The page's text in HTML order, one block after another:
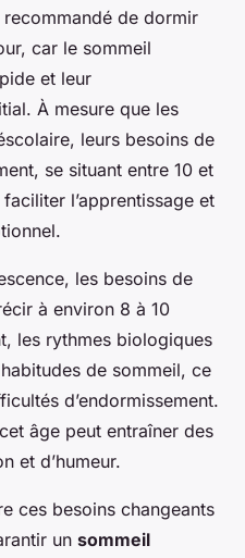
de dormir
car le sommeil
et leur
À mesure que les
leurs besoins de
se situant entre 10 et
l’apprentissage et
les besoins de
à environ 8 à 10
les rythmes biologiques
de sommeil, ce
d’endormissement.
âge peut entraîner des
et d’humeur.
ces besoins changeants
un sommeil